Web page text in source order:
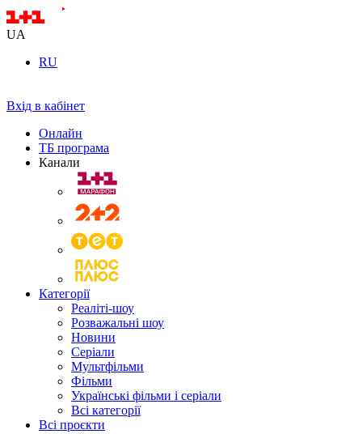
UA
RU
Вхід в кабінет
Онлайн
ТБ програма
Канали
Категорії
Реаліті-шоу
Розважальні шоу
Новини
Серіали
Мультфільми
Фільми
Українські фільми і серіали
Всі категорії
Всі проєкти